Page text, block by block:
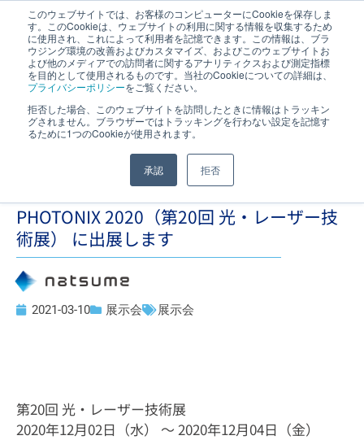
このウェブサイトでは、お客様のコンピューターにCookieを保存しま
す。このCookieは、ウェブサイトの利用に関する情報を収集するため
に使用され、これによって利用者を記憶できます。この情報は、ブラ
ウジング環境の改善およびカスタマイズ、およびこのウェブサイトお
よび他のメディアでの訪問者に関するアナリティクスおよび測定指標
を目的として使用されるものです。当社のCookieについての詳細は、
プライバシーポリシーをご覧ください。
拒否した場合、このウェブサイトを訪問したときに情報はトラッキン
グされません。ブラウザーではトラッキングを行わない設定を記憶す
るために1つのCookieが使用されます。
承認 拒否
JP｜EN
PHOTONIX 2020（第20回 光・レーザー技
術展） に出展します
2021-03-10 展示会 展示会
第20回 光・レーザー技術展
2020年12月02日（水） ～ 2020年12月04日（金）